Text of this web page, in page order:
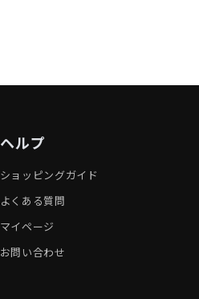
ヘルプ
ショッピングガイド
よくある質問
マイページ
お問い合わせ